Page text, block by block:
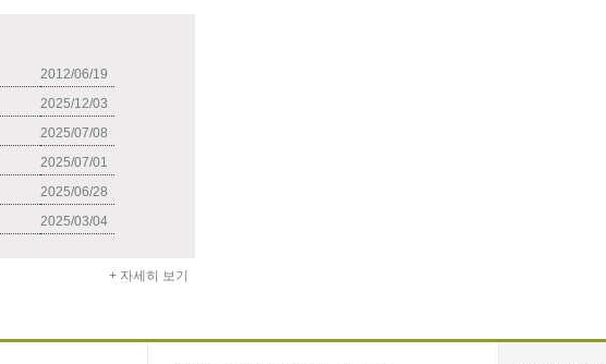
2012/06/19
2025/12/03
2025/07/08
2025/07/01
2025/06/28
2025/03/04
+ 자세히 보기